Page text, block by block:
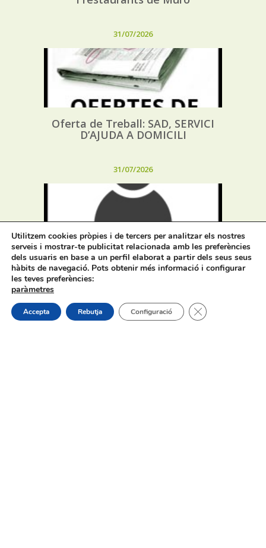
31/07/2026
Oferta de Treball: SAD, SERVICI
D’AJUDA A DOMICILI
31/07/2026
Procés selectiu 1 plaça tècnic/a de
joventut – torn lliure – oposició
Utilitzem cookies pròpies i de tercers per analitzar els nostres
serveis i mostrar-te publicitat relacionada amb les preferències
dels usuaris en base a un perfil elaborat a partir dels seus seus
hàbits de navegació. Pots obtenir més informació i configurar
les teves preferències:
paràmetres
Accepta Rebutja Configuració Tanca el bàner de